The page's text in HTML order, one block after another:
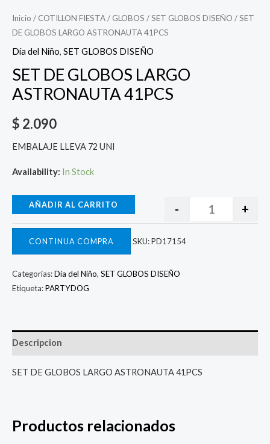
Inicio / COTILLON FIESTA/ GLOBOS /SET GLOBOS DISEÑO / SET
DE GLOBOS LARGO ASTRONAUTA 41PCS
Día del Niño, SET GLOBOS DISEÑO
SET DE GLOBOS LARGO
ASTRONAUTA 41PCS
$ 2.090
EMBALAJE LLEVA 72 UNI
Availability: In Stock
- +
AÑADIR AL CARRITO
CONTINUA COMPRA SKU:PD17154
Categorías:Día del Niño, SET GLOBOS DISEÑO
Etiqueta:PARTYDOG
Descripcion
SET DE GLOBOS LARGO ASTRONAUTA 41PCS
Productos relacionados